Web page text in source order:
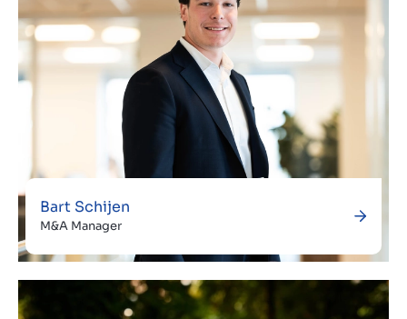
Bart Schijen
M&A Manager